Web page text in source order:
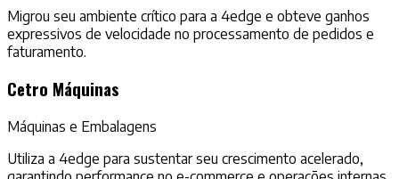
Migrou seu ambiente crítico para a 4edge e obteve ganhos
expressivos de velocidade no processamento de pedidos e
faturamento.
Cetro Máquinas
Máquinas e Embalagens
Utiliza a 4edge para sustentar seu crescimento acelerado,